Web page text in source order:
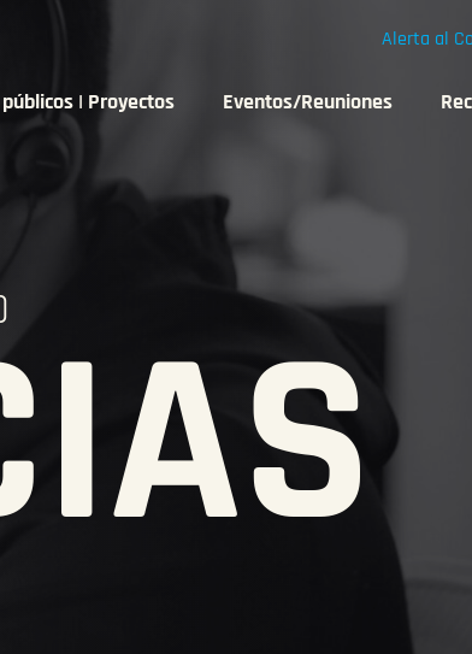
| Proyectos Eventos/Reuniones
Alerta al